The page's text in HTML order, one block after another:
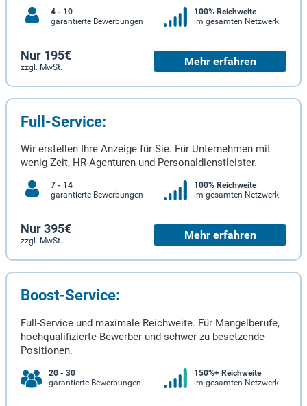
4 - 10
garantierte Bewerbungen
100% Reichweite
im gesamten Netzwerk
Nur 195€
zzgl. MwSt. Mehr erfahren
Full-Service:
Wir erstellen Ihre Anzeige für Sie. Für Unternehmen mit
wenig Zeit, HR-Agenturen und Personaldienstleister.
7 - 14
garantierte Bewerbungen
100% Reichweite
im gesamten Netzwerk
Nur 395€
zzgl. MwSt. Mehr erfahren
Boost-Service:
Full-Service und maximale Reichweite. Für Mangelberufe,
hochqualifizierte Bewerber und schwer zu besetzende
Positionen.
20 - 30
garantierte Bewerbungen
150%+ Reichweite
im gesamten Netzwerk